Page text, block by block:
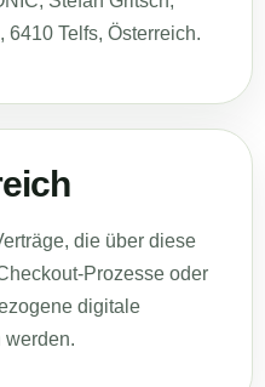
Telfs, Österreich.
die über diese
Prozesse oder
digitale
werden.